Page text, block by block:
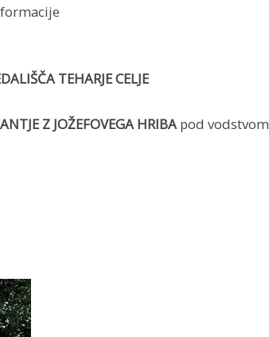
TEHARJE CELJE
Z JOŽEFOVEGA HRIBApod vodstvom